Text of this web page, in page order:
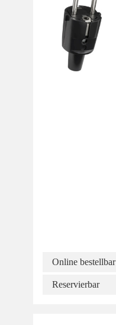
Online bestellbar
Reservierbar